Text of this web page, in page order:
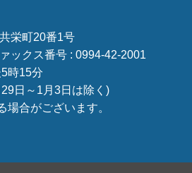
栄町20番1号
ックス番号 : 0994-42-2001
時15分
日～1月3日は除く)
合がございます。